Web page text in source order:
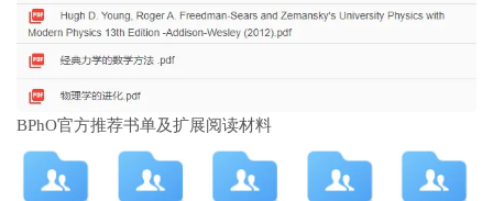
BPhO官方推荐书单及扩展阅读材料